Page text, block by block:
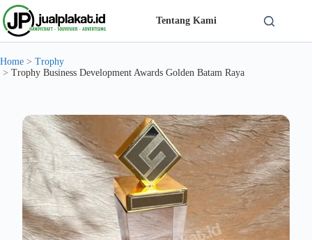
Skip
to
content
Solusi Custom Plakat Nomer 1 di Indonesia - jualplakat.id
Tentang Kami
Home > Trophy
> Trophy Business Development Awards Golden Batam Raya